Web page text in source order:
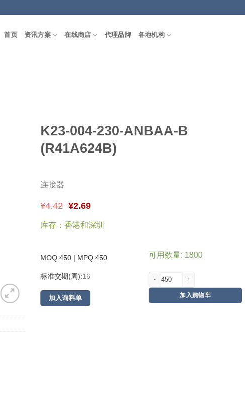
首页 资讯方案 在线商店 代理品牌 各地机构
K23-004-230-ANBAA-B
(R41A624B)
连接器
¥4.42 ¥2.69
库存：香港和深圳
MOQ:450 | MPQ:450
标准交期(周):16
加入询料单
可用数量: 1800
加入购物车